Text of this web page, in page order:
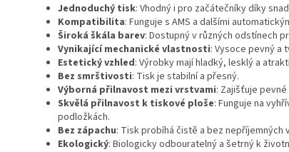
Jednoduchý tisk: Vhodný i pro začátečníky díky
Kompatibilita: Funguje s AMS a dalšími
Široká škála barev: Dostupný v různých odstínech
Vynikající mechanické vlastnosti: Vysoce pevný a
Estetický vzhled: Výrobky mají hladký, lesklý a
Bez smrštivosti: Tisk je stabilní a přesný.
Výborná přilnavost mezi vrstvami: Zajišťuje
Skvělá přilnavost k tiskové ploše: Funguje na
podložkách.
Bez zápachu: Tisk probíhá čistě a bez nepříjemných
Ekologický: Biologicky odbouratelný a šetrný k